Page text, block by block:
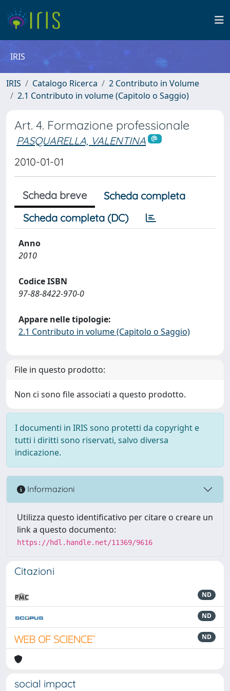
IRIS
IRIS Catalogo Ricerca
2 Contributo in Volume
2.1 Contributo in volume (Capitolo o Saggio)
Art. 4. Formazione professionale
PASQUARELLA, VALENTINA
2010-01-01
Scheda breve
Scheda completa
Scheda completa (DC)
Anno
2010
Codice ISBN
97-88-8422-970-0
Appare nelle tipologie:
2.1 Contributo in volume (Capitolo o Saggio)
File in questo prodotto:
Non ci sono file associati a questo prodotto.
I documenti in IRIS sono protetti da copyright e
tutti i diritti sono riservati, salvo diversa
indicazione.
Informazioni
Utilizza questo identificativo per citare o creare un
link a questo documento:
https://hdl.handle.net/11369/9616
Citazioni
ND
ND
ND
social impact